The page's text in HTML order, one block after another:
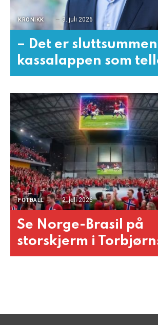
KRONIKK 3. juli 2026
– Det er
kassalappen som
FOTBALL 2. juli 2026
Se Norge-Brasil på
storskjerm i